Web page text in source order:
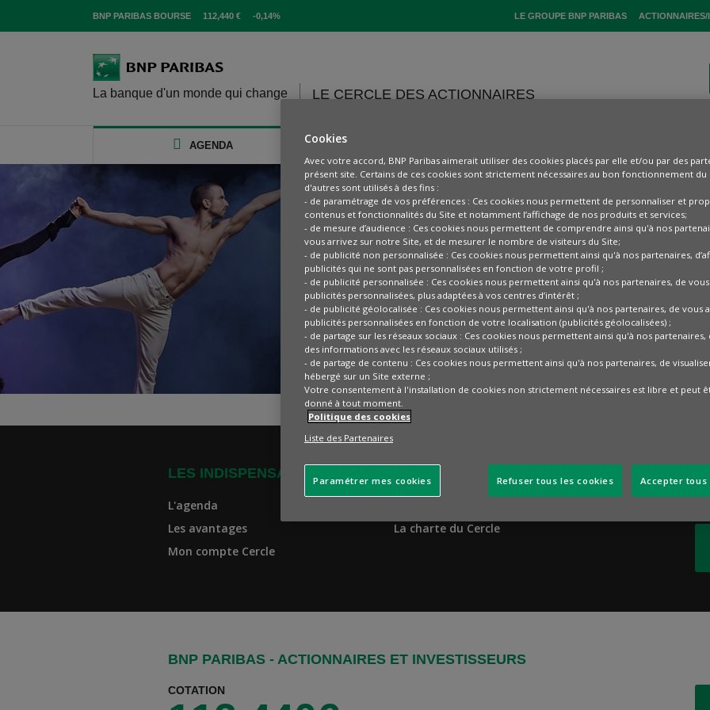
BNP PARIBAS BOURSE 112,440 € -0,14% LE GROUPE BNP PARIBAS(CE LIEN S'OUVRE
ACTIONNAIRES/
La banque d'un monde qui change LE CERCLE DES ACTIONNAIRES
AGENDA
ÉVÉNEMENTS
LES INDISPENSABLES
L'agenda
Les avantages
Mon compte Cercle
La charte du Cercle
BNP PARIBAS - ACTIONNAIRES ET INVESTISSEURS
COTATION
Cookies
Avec votre accord, BNP Paribas aimerait utiliser des cookies placés par elle et/ou par des
présent site. Certains de ces cookies sont strictement nécessaires au bon fonctionnement du
d'autres sont utilisés à des fins :
- de paramétrage de vos préférences : Ces cookies nous permettent de personnaliser et
contenus et fonctionnalités du Site et notamment l’affichage de nos produits et services;
- de mesure d’audience : Ces cookies nous permettent de comprendre ainsi qu'à nos
vous arrivez sur notre Site, et de mesurer le nombre de visiteurs du Site;
- de publicité non personnalisée : Ces cookies nous permettent ainsi qu'à nos partenaires,
publicités qui ne sont pas personnalisées en fonction de votre profil ;
- de publicité personnalisée : Ces cookies nous permettent ainsi qu'à nos partenaires, de
publicités personnalisées, plus adaptées à vos centres d’intérêt ;
- de publicité géolocalisée : Ces cookies nous permettent ainsi qu'à nos partenaires, de vous
publicités personnalisées en fonction de votre localisation (publicités géolocalisées) ;
- de partage sur les réseaux sociaux : Ces cookies nous permettent ainsi qu'à nos partenaires,
des informations avec les réseaux sociaux utilisés ;
- de partage de contenu : Ces cookies nous permettent ainsi qu'à nos partenaires, de
hébergé sur un Site externe ;
Votre consentement à l'installation de cookies non strictement nécessaires est libre et peut
donné à tout moment.
Politique des cookies
Liste des Partenaires
Paramétrer mes cookies Refuser tous les cookies Accepter tous